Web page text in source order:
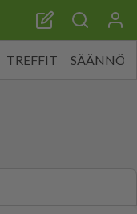
TREFFIT SÄÄNNÖT